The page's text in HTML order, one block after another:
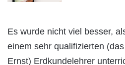
Es wurde nicht viel besser,
einem sehr qualifizierten
Ernst) Erdkundelehrer